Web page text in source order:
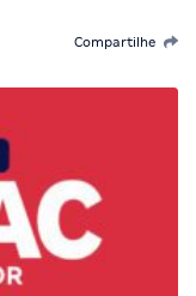
Compartilhe